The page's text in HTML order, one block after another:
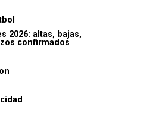
2026: altas, bajas,
confirmados